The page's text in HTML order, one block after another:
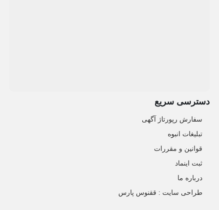
دسترسی سریع
سفارش رپورتاژ آگهی
تبلیغات انبوه
قوانین و مقررات
ثبت اینماد
درباره ما
طراحی سایت : ققنوس پارس